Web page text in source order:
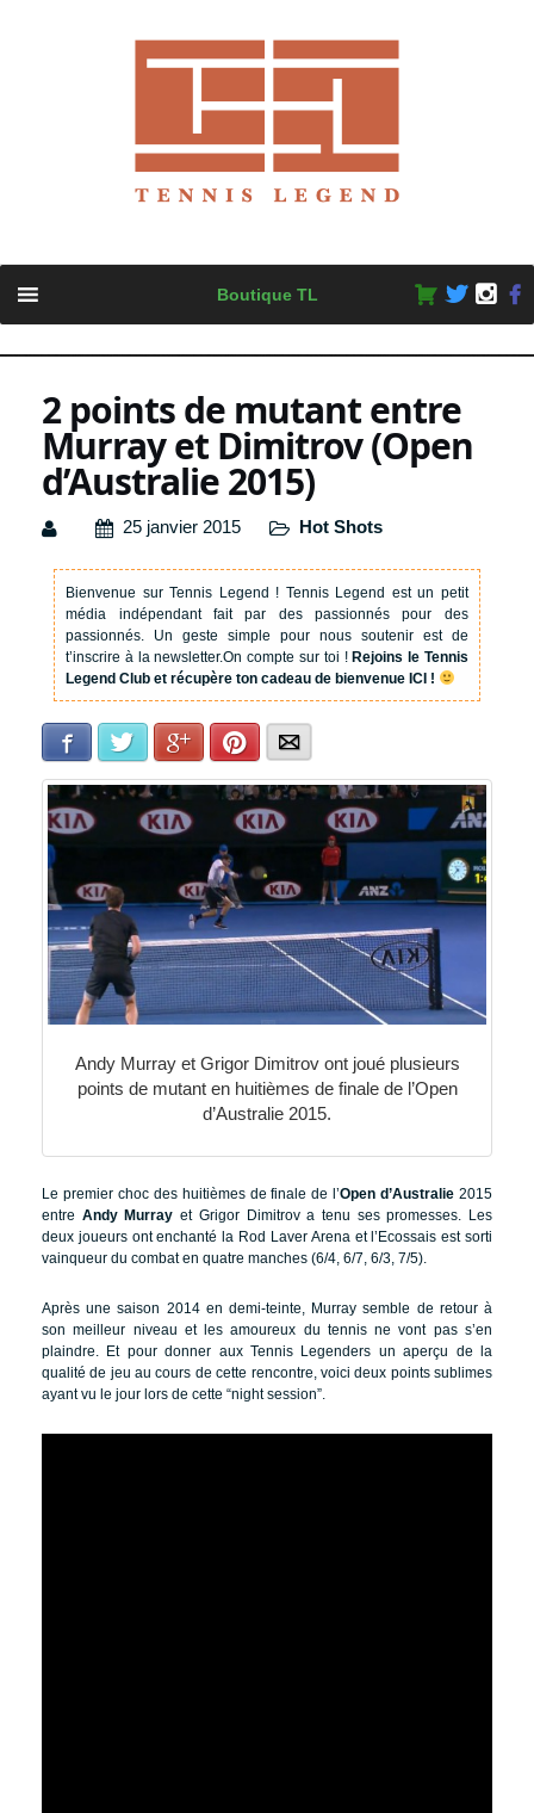
content
Boutique TL
2 points de mutant entre
Murray et Dimitrov (Open
d’Australie 2015)
25 janvier 2015 Hot Shots
Bienvenue sur Tennis Legend ! Tennis Legend est un petit
média indépendant fait par des passionnés pour des
passionnés. Un geste simple pour nous soutenir est de
t’inscrire à la newsletter.On compte sur toi !Rejoins le Tennis
Legend Club et récupère ton cadeau de bienvenue ICI !
Facebook Twitter Google+Pinterest
Andy Murray et Grigor Dimitrov ont joué plusieurs
points de mutant en huitièmes de finale de l’Open
d’Australie 2015.
Le premier choc des huitièmes de finale de l’Open d’Australie 2015
entre Andy Murray et Grigor Dimitrov a tenu ses promesses. Les
deux joueurs ont enchanté la Rod Laver Arena et l’Ecossais est sorti
vainqueur du combat en quatre manches (6/4, 6/7, 6/3, 7/5).
Après une saison 2014 en demi-teinte, Murray semble de retour à
son meilleur niveau et les amoureux du tennis ne vont pas s’en
plaindre. Et pour donner aux Tennis Legenders un aperçu de la
qualité de jeu au cours de cette rencontre, voici deux points sublimes
ayant vu le jour lors de cette “night session”.